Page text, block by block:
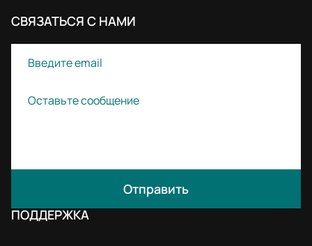
ПОДДЕРЖКА
СВЯЗАТЬСЯ С НАМИ
Отправить